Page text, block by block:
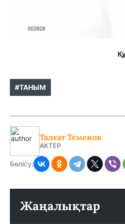
#ТАНЫМ
Талғат Теменов
АКТЕР
Бөлісу:
Жаңалықтар